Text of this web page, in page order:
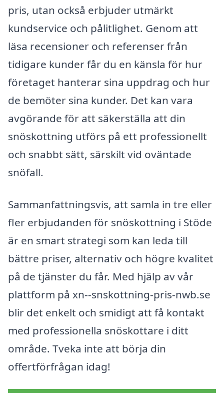
pris, utan också erbjuder utmärkt
kundservice och pålitlighet. Genom att
läsa recensioner och referenser från
tidigare kunder får du en känsla för hur
företaget hanterar sina uppdrag och hur
de bemöter sina kunder. Det kan vara
avgörande för att säkerställa att din
snöskottning utförs på ett professionellt
och snabbt sätt, särskilt vid oväntade
snöfall.
Sammanfattningsvis, att samla in tre eller
fler erbjudanden för snöskottning i Stöde
är en smart strategi som kan leda till
bättre priser, alternativ och högre kvalitet
på de tjänster du får. Med hjälp av vår
plattform på xn--snskottning-pris-nwb.se
blir det enkelt och smidigt att få kontakt
med professionella snöskottare i ditt
område. Tveka inte att börja din
offertförfrågan idag!